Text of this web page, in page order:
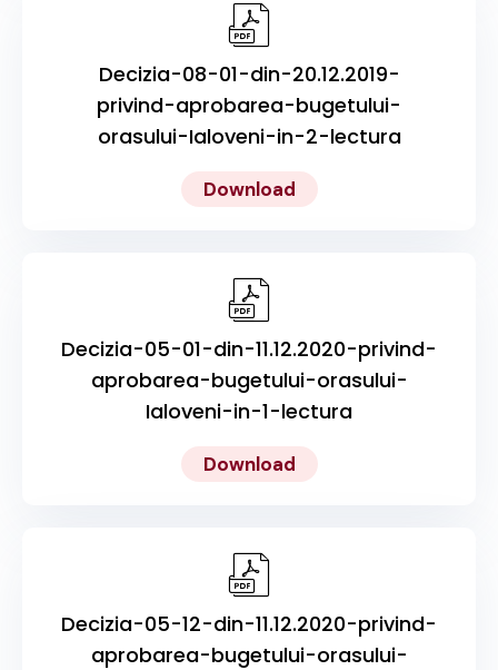
Decizia-08-01-din-20.12.2019-
privind-aprobarea-bugetului-
orasului-Ialoveni-in-2-lectura
Download
Decizia-05-01-din-11.12.2020-privind-
aprobarea-bugetului-orasului-
Ialoveni-in-1-lectura
Download
Decizia-05-12-din-11.12.2020-privind-
aprobarea-bugetului-orasului-